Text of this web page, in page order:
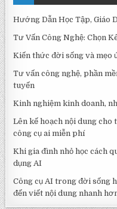
Hướng Dẫn Học Tập, Giáo
Tư Vấn Công Nghệ: Chọn
Kiến thức đời sống và mẹo
Tư vấn công nghệ, phần
tuyến
Kinh nghiệm kinh doanh,
Lên kế hoạch nội dung cho
công cụ ai miễn phí
Khi gia đình nhỏ học cách
dụng AI
Công cụ AI trong đời sống
đến viết nội dung nhanh